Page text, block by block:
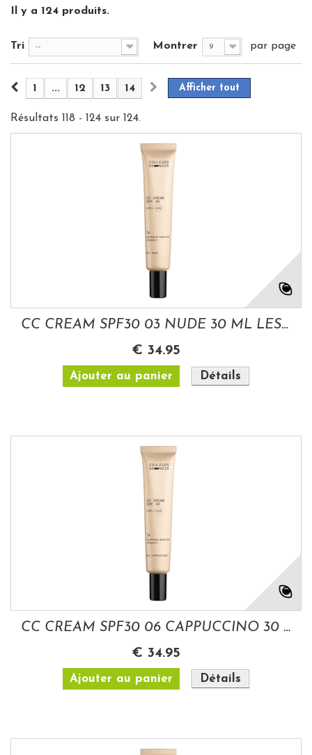
Il y a 124 produits.
Tri -- Montrer 9 par page
Afficher tout
1 ... 12 13 14
Résultats 118 - 124 sur 124.
CC CREAM SPF30 03 NUDE 30 ML LES COULEURS...
€ 34.95
Ajouter au panier Détails
CC CREAM SPF30 06 CAPPUCCINO 30 ML LES...
€ 34.95
Ajouter au panier Détails